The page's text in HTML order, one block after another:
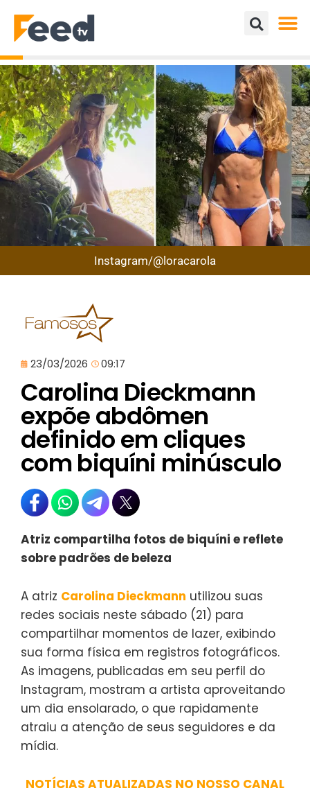
Instagram/@loracarola
23/03/2026 09:17
Carolina Dieckmann
expõe abdômen
definido em cliques
com biquíni minúsculo
Atriz compartilha fotos de biquíni e reflete
sobre padrões de beleza
A atriz Carolina Dieckmann utilizou suas
redes sociais neste sábado (21) para
compartilhar momentos de lazer, exibindo
sua forma física em registros fotográficos.
As imagens, publicadas em seu perfil do
Instagram, mostram a artista aproveitando
um dia ensolarado, o que rapidamente
atraiu a atenção de seus seguidores e da
mídia.
NOTÍCIAS ATUALIZADAS NO NOSSO CANAL